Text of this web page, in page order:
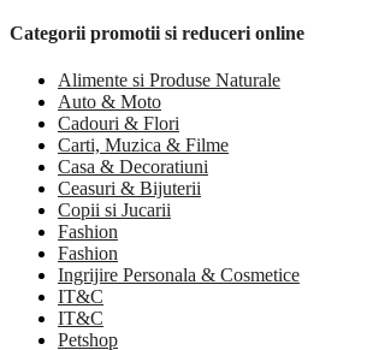
Categorii promotii si reduceri online
Alimente si Produse Naturale
Auto & Moto
Cadouri & Flori
Carti, Muzica & Filme
Casa & Decoratiuni
Ceasuri & Bijuterii
Copii si Jucarii
Fashion
Fashion
Ingrijire Personala & Cosmetice
IT&C
IT&C
Petshop